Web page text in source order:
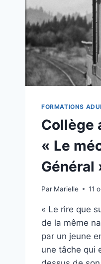
FORMATIONS
Collège
« Le
Général
Par Marielle 11
« Le rire que
de la même
par un jeune
une tâche qui